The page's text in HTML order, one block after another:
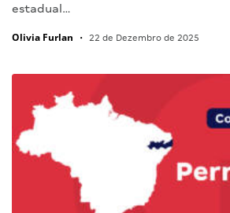
estadual…
Olivia Furlan • 22 de Dezembro de 2025